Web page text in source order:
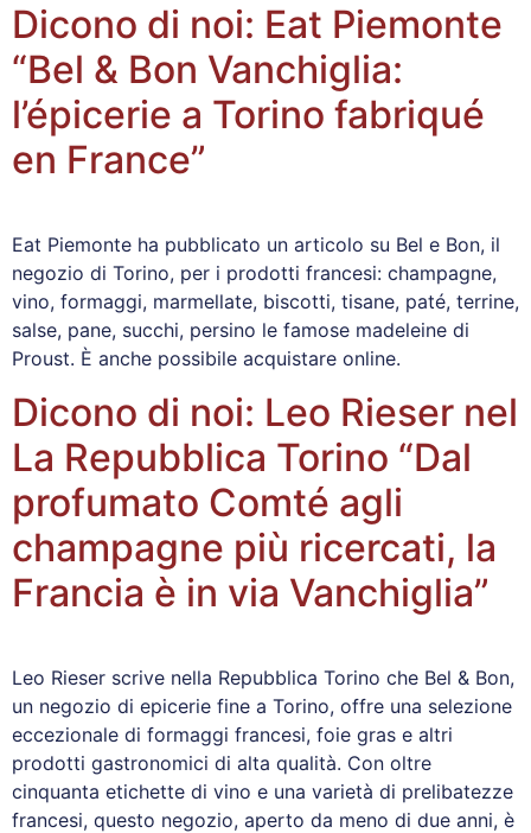
Dicono di noi: Eat Piemonte
“Bel & Bon Vanchiglia:
l’épicerie a Torino fabriqué
en France”
Eat Piemonte ha pubblicato un articolo su Bel e Bon, il
negozio di Torino, per i prodotti francesi: champagne,
vino, formaggi, marmellate, biscotti, tisane, paté, terrine,
salse, pane, succhi, persino le famose madeleine di
Proust. È anche possibile acquistare online.
Dicono di noi: Leo Rieser nel
La Repubblica Torino “Dal
profumato Comté agli
champagne più ricercati, la
Francia è in via Vanchiglia”
Leo Rieser scrive nella Repubblica Torino che Bel & Bon,
un negozio di epicerie fine a Torino, offre una selezione
eccezionale di formaggi francesi, foie gras e altri
prodotti gastronomici di alta qualità. Con oltre
cinquanta etichette di vino e una varietà di prelibatezze
francesi, questo negozio, aperto da meno di due anni, è